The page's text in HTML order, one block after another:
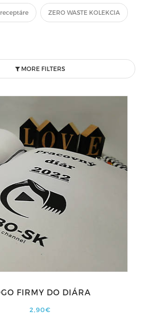
ZERO WASTE KOLEKCIA
MORE FILTERS
FIRMY DO DIÁRA
2,90€